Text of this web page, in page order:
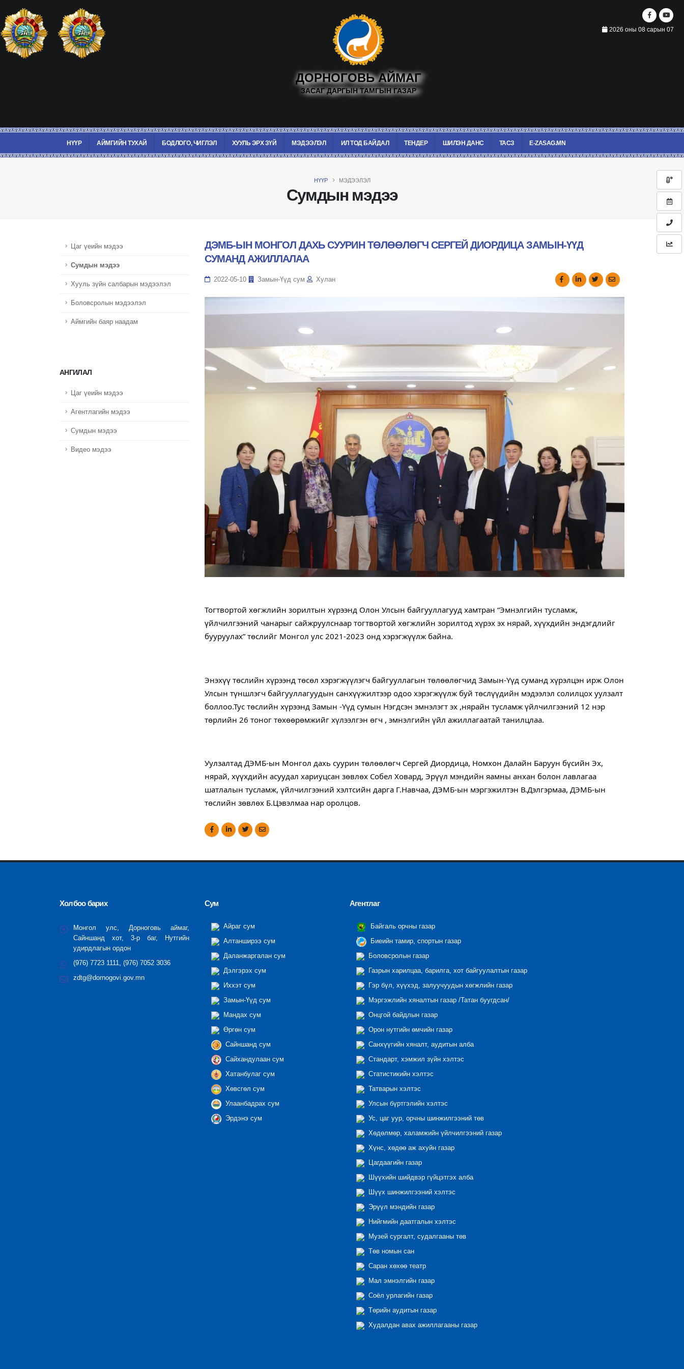
2026 оны 08 сарын 07
ДОРНОГОВЬ АЙМАГ
ЗАСАГ ДАРГЫН ТАМГЫН ГАЗАР
НҮҮР АЙМГИЙН ТУХАЙ БОДЛОГО, ЧИГЛЭЛ ХУУЛЬ ЭРХ ЗҮЙ МЭДЭЭЛЭЛ ИЛ ТОД БАЙДАЛ ТЕНДЕР ШИЛЭН ДАНС ТАСЗ E-ZASAG.MN
Сумдын мэдээ
НҮҮР МЭДЭЭЛЭЛ
Цаг үеийн мэдээ
Сумдын мэдээ
Хууль зүйн салбарын мэдээлэл
Боловсролын мэдээлэл
Аймгийн баяр наадам
АНГИЛАЛ
Цаг үеийн мэдээ
Агентлагийн мэдээ
Сумдын мэдээ
Видео мэдээ
ДЭМБ-ЫН МОНГОЛ ДАХЬ СУУРИН ТӨЛӨӨЛӨГЧ СЕРГЕЙ ДИОРДИЦА ЗАМЫН-ҮҮД
СУМАНД АЖИЛЛАЛАА
2022-05-10 Замын-Үүд сум Хулан
Тогтвортой хөгжлийн зорилтын хүрээнд Олон Улсын байгууллагууд хамтран “Эмнэлгийн тусламж,
үйлчилгээний чанарыг сайжруулснаар тогтвортой хөгжлийн зорилтод хүрэх эх нярай, хүүхдийн эндэгдлийг
бууруулах” төслийг Монгол улс 2021-2023 онд хэрэгжүүлж байна.
Энэхүү төслийн хүрээнд төсөл хэрэгжүүлэгч байгууллагын төлөөлөгчид Замын-Үүд суманд хүрэлцэн ирж Олон
Улсын түншлэгч байгууллагуудын санхүүжилтээр одоо хэрэгжүүлж буй төслүүдийн мэдээлэл солилцох уулзалт
боллоо.Тус төслийн хүрээнд Замын -Үүд сумын Нэгдсэн эмнэлэгт эх ,нярайн тусламж үйлчилгээний 12 нэр
төрлийн 26 тоног төхөөрөмжийг хүлээлгэн өгч , эмнэлгийн үйл ажиллагаатай танилцлаа.
Уулзалтад ДЭМБ-ын Монгол дахь суурин төлөөлөгч Сергей Диордица, Номхон Далайн Баруун бүсийн Эх,
нярай, хүүхдийн асуудал хариуцсан зөвлөх Собел Ховард, Эрүүл мэндийн яамны анхан болон лавлагаа
шатлалын тусламж, үйлчилгээний хэлтсийн дарга Г.Навчаа, ДЭМБ-ын мэргэжилтэн В.Дэлгэрмаа, ДЭМБ-ын
төслийн зөвлөх Б.Цэвэлмаа нар оролцов.
Холбоо барих
Монгол улс, Дорноговь аймаг,
Сайншанд хот, 3-р баг, Нутгийн
удирдлагын ордон
(976) 7723 1111, (976) 7052 3036
zdtg@dornogovi.gov.mn
Сум
Айраг сум
Алтанширээ сум
Даланжаргалан сум
Дэлгэрэх сум
Иххэт сум
Замын-Үүд сум
Мандах сум
Өргөн сум
Сайншанд сум
Сайхандулаан сум
Хатанбулаг сум
Хөвсгөл сум
Улаанбадрах сум
Эрдэнэ сум
Агентлаг
Байгаль орчны газар
Биеийн тамир, спортын газар
Боловсролын газар
Газрын харилцаа, барилга, хот байгуулалтын газар
Гэр бүл, хүүхэд, залуучуудын хөгжлийн газар
Мэргэжлийн хяналтын газар /Татан буугдсан/
Онцгой байдлын газар
Орон нутгийн өмчийн газар
Санхүүгийн хяналт, аудитын алба
Стандарт, хэмжил зүйн хэлтэс
Статистикийн хэлтэс
Татварын хэлтэс
Улсын бүртгэлийн хэлтэс
Ус, цаг уур, орчны шинжилгээний төв
Хөдөлмөр, халамжийн үйлчилгээний газар
Хүнс, хөдөө аж ахуйн газар
Цагдаагийн газар
Шүүхийн шийдвэр гүйцэтгэх алба
Шүүх шинжилгээний хэлтэс
Эрүүл мэндийн газар
Нийгмийн даатгалын хэлтэс
Музей сургалт, судалгааны төв
Төв номын сан
Саран хөхөө театр
Мал эмнэлгийн газар
Соёл урлагийн газар
Төрийн аудитын газар
Худалдан авах ажиллагааны газар